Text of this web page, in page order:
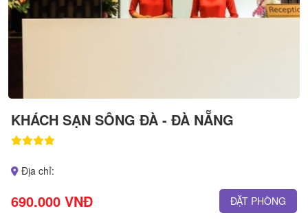
KHÁCH SẠN SÔNG ĐÀ - ĐÀ NẴNG
Địa chỉ:
690.000 VNĐ ĐẶT PHÒNG